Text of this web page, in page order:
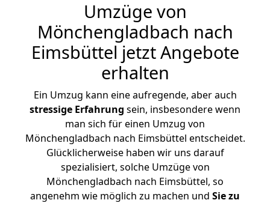
Umzüge von
Mönchengladbach nach
Eimsbüttel jetzt Angebote
erhalten
Ein Umzug kann eine aufregende, aber auch
stressige Erfahrung sein, insbesondere wenn
man sich für einen Umzug von
Mönchengladbach nach Eimsbüttel entscheidet.
Glücklicherweise haben wir uns darauf
spezialisiert, solche Umzüge von
Mönchengladbach nach Eimsbüttel, so
angenehm wie möglich zu machen und Sie zu